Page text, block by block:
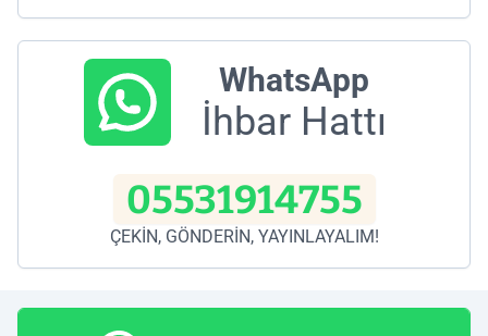
WhatsApp
İhbar Hattı
05531914755
ÇEKİN, GÖNDERİN, YAYINLAYALIM!